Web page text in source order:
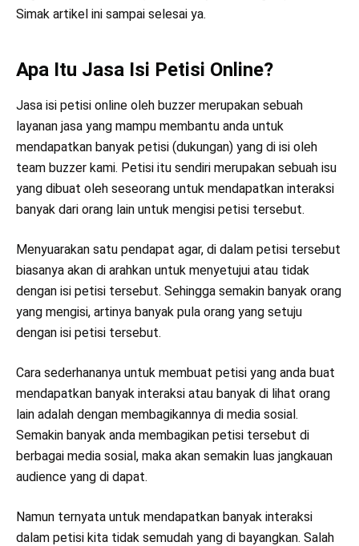
Simak artikel ini sampai selesai ya.
Apa Itu Jasa Isi Petisi Online?
Jasa isi petisi online oleh buzzer merupakan sebuah
layanan jasa yang mampu membantu anda untuk
mendapatkan banyak petisi (dukungan) yang di isi oleh
team buzzer kami. Petisi itu sendiri merupakan sebuah isu
yang dibuat oleh seseorang untuk mendapatkan interaksi
banyak dari orang lain untuk mengisi petisi tersebut.
Menyuarakan satu pendapat agar, di dalam petisi tersebut
biasanya akan di arahkan untuk menyetujui atau tidak
dengan isi petisi tersebut. Sehingga semakin banyak orang
yang mengisi, artinya banyak pula orang yang setuju
dengan isi petisi tersebut.
Cara sederhananya untuk membuat petisi yang anda buat
mendapatkan banyak interaksi atau banyak di lihat orang
lain adalah dengan membagikannya di media sosial.
Semakin banyak anda membagikan petisi tersebut di
berbagai media sosial, maka akan semakin luas jangkauan
audience yang di dapat.
Namun ternyata untuk mendapatkan banyak interaksi
dalam petisi kita tidak semudah yang di bayangkan. Salah